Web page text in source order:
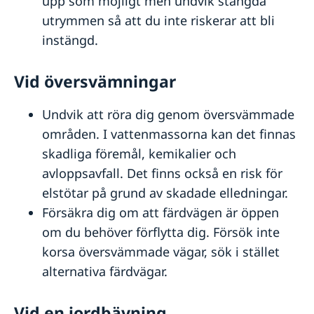
utrymmen så att du inte riskerar att bli
instängd.
Vid översvämningar
Undvik att röra dig genom översvämmade
områden. I vattenmassorna kan det finnas
skadliga föremål, kemikalier och
avloppsavfall. Det finns också en risk för
elstötar på grund av skadade elledningar.
Försäkra dig om att färdvägen är öppen
om du behöver förflytta dig. Försök inte
korsa översvämmade vägar, sök i stället
alternativa färdvägar.